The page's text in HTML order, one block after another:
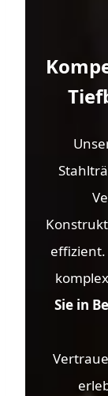
Sie in